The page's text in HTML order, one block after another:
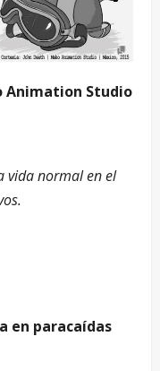
Animation Studio
vida normal en el
en paracaídas